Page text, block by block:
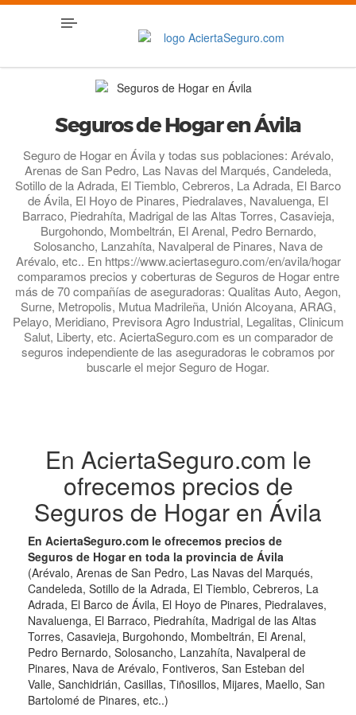
Seguros de Hogar en Ávila
Seguro de Hogar en Ávila y todas sus poblaciones: Arévalo,
Arenas de San Pedro, Las Navas del Marqués, Candeleda,
Sotillo de la Adrada, El Tiemblo, Cebreros, La Adrada, El Barco
de Ávila, El Hoyo de Pinares, Piedralaves, Navaluenga, El
Barraco, Piedrahíta, Madrigal de las Altas Torres, Casavieja,
Burgohondo, Mombeltrán, El Arenal, Pedro Bernardo,
Solosancho, Lanzahíta, Navalperal de Pinares, Nava de
Arévalo, etc.. En https://www.aciertaseguro.com/en/avila/hogar
comparamos precios y coberturas de Seguros de Hogar entre
más de 70 compañías de aseguradoras: Qualitas Auto, Aegon,
Surne, Metropolis, Mutua Madrileña, Unión Alcoyana, ARAG,
Pelayo, Meridiano, Previsora Agro Industrial, Legalitas, Clinicum
Salut, Liberty, etc. AciertaSeguro.com es un comparador de
seguros independiente de las aseguradoras le cobramos por
buscarle el mejor Seguro de Hogar.
En AciertaSeguro.com le
ofrecemos precios de
Seguros de Hogar en Ávila
En AciertaSeguro.com le ofrecemos precios de
Seguros de Hogar en toda la provincia de Ávila
(Arévalo, Arenas de San Pedro, Las Navas del Marqués,
Candeleda, Sotillo de la Adrada, El Tiemblo, Cebreros, La
Adrada, El Barco de Ávila, El Hoyo de Pinares, Piedralaves,
Navaluenga, El Barraco, Piedrahíta, Madrigal de las Altas
Torres, Casavieja, Burgohondo, Mombeltrán, El Arenal,
Pedro Bernardo, Solosancho, Lanzahíta, Navalperal de
Pinares, Nava de Arévalo, Fontiveros, San Esteban del
Valle, Sanchidrián, Casillas, Tiñosillos, Mijares, Maello, San
Bartolomé de Pinares, etc..)